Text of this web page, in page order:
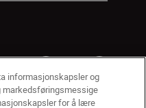
informasjonskapsler og
markedsføringsmessige
for å lære